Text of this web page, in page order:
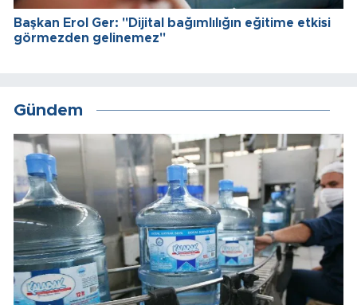
Başkan Erol Ger: "Dijital bağımlılığın eğitime etkisi
görmezden gelinemez"
Gündem